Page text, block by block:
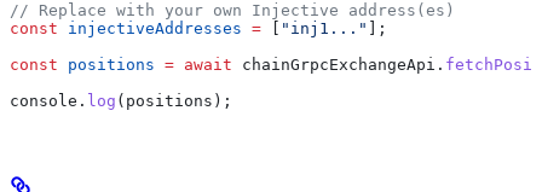
// Replace with your own Injective address(es)
const injectiveAddresses = "inj1..."
];
const positions = await chainGrpcExchangeApi .
console . log ( positions );